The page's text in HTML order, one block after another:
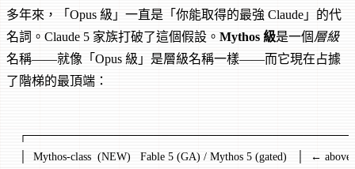
多年來，「Opus 級」一直是「你能取得的最強 Claude」的代
名詞。Claude 5 家族打破了這個假設。 Mythos 級是一個層級
名稱——就像「Opus 級」是層級名稱一樣——而它現在占據
了階梯的最頂端：
│  Mythos-class  (NEW)   Fable 5 (GA) / Mythos 5 (gated)   │  ← above